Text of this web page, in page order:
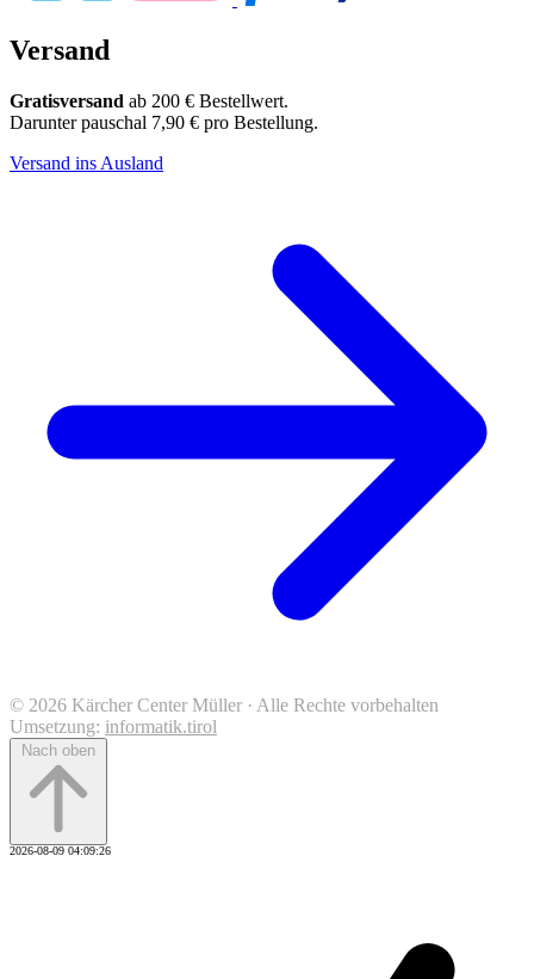
Versand
Gratisversand ab 200 € Bestellwert.
Darunter pauschal 7,90 € pro Bestellung.
Versand ins Ausland
© 2026 Kärcher Center Müller · Alle Rechte vorbehalten
Umsetzung: informatik.tirol
Nach oben
2026-08-09 04:09:26